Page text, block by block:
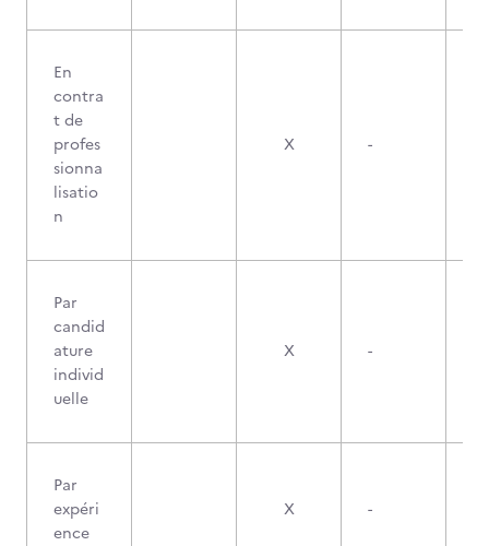
En
contra
t de
profes
sionna
lisatio
n
X -
Par
candid
ature
individ
uelle
X -
Par
expéri
ence
X -